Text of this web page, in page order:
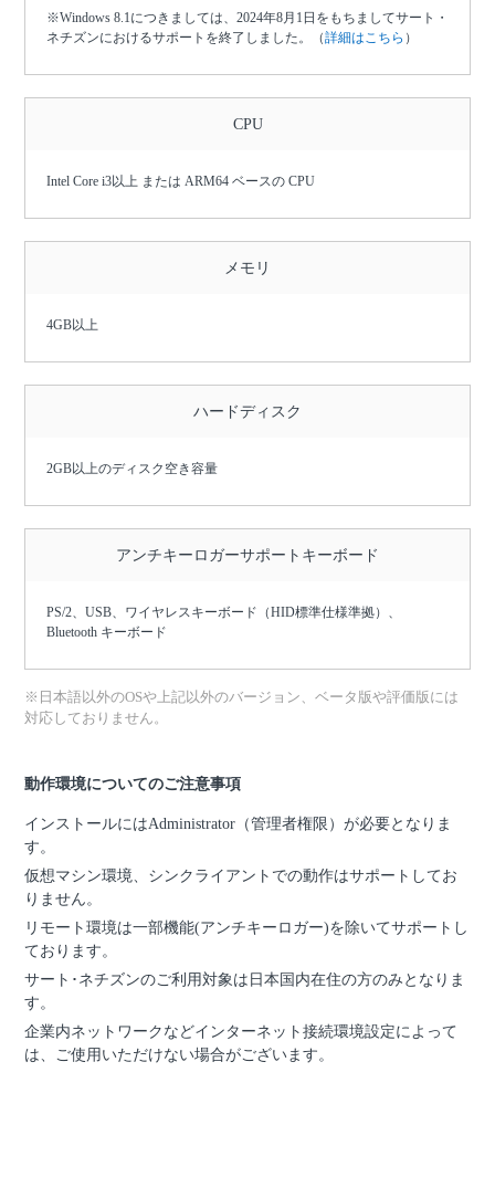
※Windows 8.1につきましては、2024年8月1日をもちましてサート・
ネチズンにおけるサポートを終了しました。（詳細はこちら ）
CPU
Intel Core i3以上 または ARM64 ベースの CPU
メモリ
4GB以上
ハードディスク
2GB以上のディスク空き容量
アンチキーロガーサポートキーボード
PS/2、USB、ワイヤレスキーボード（HID標準仕様準拠）、
Bluetooth キーボード
※日本語以外のOSや上記以外のバージョン、ベータ版や評価版には
対応しておりません。
動作環境についてのご注意事項
インストールにはAdministrator（管理者権限）が必要となりま
す。
仮想マシン環境、シンクライアントでの動作はサポートしてお
りません。
リモート環境は一部機能(アンチキーロガー)を除いてサポートし
ております。
サート･ネチズンのご利用対象は日本国内在住の方のみとなりま
す。
企業内ネットワークなどインターネット接続環境設定によって
は、ご使用いただけない場合がございます。